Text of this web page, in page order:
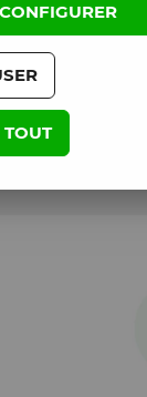
réparation
90 jours à partir
CONFIGURER
TOUT